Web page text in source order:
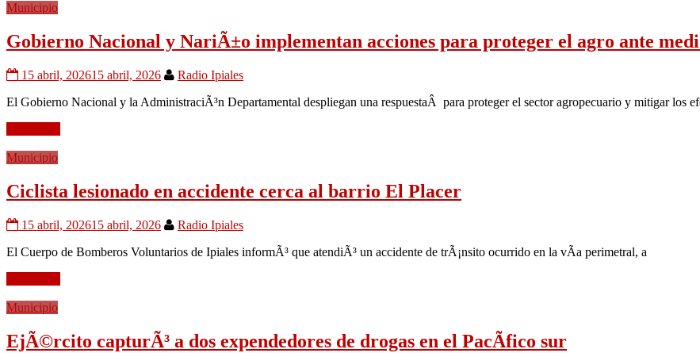
Municipio
Gobierno Nacional y NariÃ±o implementan acciones para proteger el agro ante
15 abril, 202615 abril, 2026
Radio Ipiales
El Gobierno Nacional y la AdministraciÃ³n Departamental despliegan una respuestaÂ para proteger el sector agropecuario y mitigar los
Municipio
Ciclista lesionado en accidente cerca al barrio El Placer
15 abril, 202615 abril, 2026
Radio Ipiales
El Cuerpo de Bomberos Voluntarios de Ipiales informÃ³ que atendiÃ³ un accidente de trÃ¡nsito ocurrido en la vÃ­a perimetral, a
Municipio
EjÃ©rcito capturÃ³ a dos expendedores de drogas en el PacÃ­fico sur